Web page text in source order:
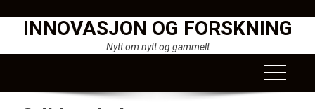
INNOVASJON OG FORSKNING
Nytt om nytt og gammelt